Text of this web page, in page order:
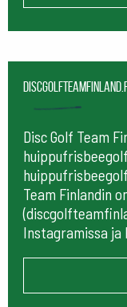
Disc Golf Team
Team Finlandin
Instagramissa ja